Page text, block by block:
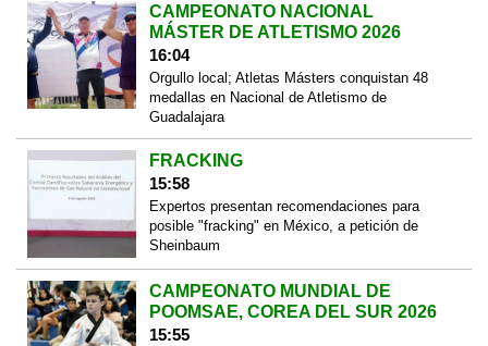
CAMPEONATO NACIONAL
MÁSTER DE ATLETISMO 2026
16:04
Orgullo local; Atletas Másters conquistan 48
medallas en Nacional de Atletismo de
Guadalajara
FRACKING
15:58
Expertos presentan recomendaciones para
posible "fracking" en México, a petición de
Sheinbaum
CAMPEONATO MUNDIAL DE
POOMSAE, COREA DEL SUR 2026
15:55